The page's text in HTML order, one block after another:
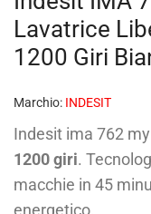
Lavatrice
1200 Giri
Marchio: INDESIT
Indesit ima 762
1200 giri.
macchie in 45
energetico.